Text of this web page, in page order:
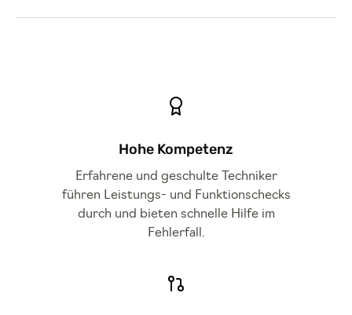
Hohe Kompetenz
Erfahrene und geschulte Techniker
führen Leistungs- und Funktionschecks
durch und bieten schnelle Hilfe im
Fehlerfall.